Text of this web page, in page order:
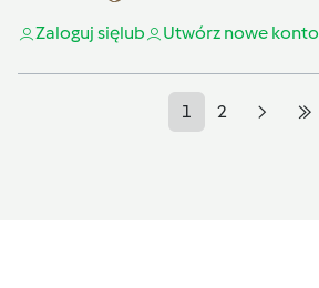
Zaloguj sięlub Utwórz nowe konto
1 2